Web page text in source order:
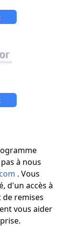
à nous
. Vous
d'un accès à
remises
vous aider